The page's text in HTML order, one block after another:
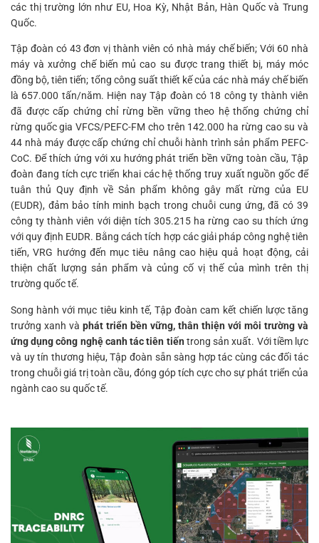
các thị trường lớn như EU, Hoa Kỳ, Nhật Bản, Hàn Quốc và Trung
Quốc.
Tập đoàn có 43 đơn vị thành viên có nhà máy chế biến; Với 60 nhà
máy và xưởng chế biến mủ cao su được trang thiết bị, máy móc
đồng bộ, tiên tiến; tổng công suất thiết kế của các nhà máy chế biến
là 657.000 tấn/năm. Hiện nay Tập đoàn có 18 công ty thành viên
đã được cấp chứng chỉ rừng bền vững theo hệ thống chứng chỉ
rừng quốc gia VFCS/PEFC-FM cho trên 142.000 ha rừng cao su và
44 nhà máy được cấp chứng chỉ chuỗi hành trình sản phẩm PEFC-
CoC. Để thích ứng với xu hướng phát triển bền vững toàn cầu, Tập
đoàn đang tích cực triển khai các hệ thống truy xuất nguồn gốc để
tuân thủ Quy định về Sản phẩm không gây mất rừng của EU
(EUDR), đảm bảo tính minh bạch trong chuỗi cung ứng, đã có 39
công ty thành viên với diện tích 305.215 ha rừng cao su thích ứng
với quy định EUDR. Bằng cách tích hợp các giải pháp công nghệ tiên
tiến, VRG hướng đến mục tiêu nâng cao hiệu quả hoạt động, cải
thiện chất lượng sản phẩm và củng cố vị thế của mình trên thị
trường quốc tế.
Song hành với mục tiêu kinh tế, Tập đoàn cam kết chiến lược tăng
trưởng xanh và phát triển bền vững, thân thiện với môi trường và
ứng dụng công nghệ canh tác tiên tiến trong sản xuất. Với tiềm lực
và uy tín thương hiệu, Tập đoàn sẵn sàng hợp tác cùng các đối tác
trong chuỗi giá trị toàn cầu, đóng góp tích cực cho sự phát triển của
ngành cao su quốc tế.